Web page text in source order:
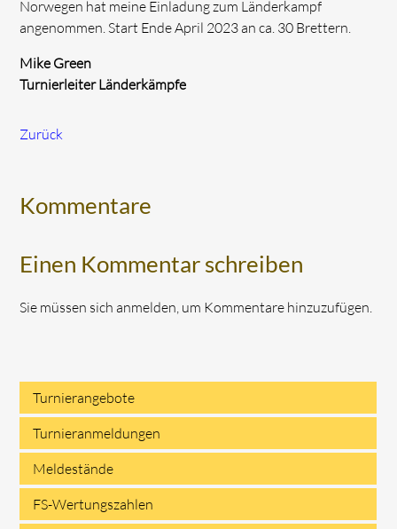
Norwegen hat meine Einladung zum Länderkampf
angenommen. Start Ende April 2023 an ca. 30 Brettern.
Mike Green
Turnierleiter Länderkämpfe
Zurück
Kommentare
Einen Kommentar schreiben
Sie müssen sich anmelden, um Kommentare hinzuzufügen.
Navigation
überspringen
Turnierangebote
Turnieranmeldungen
Meldestände
FS-Wertungszahlen